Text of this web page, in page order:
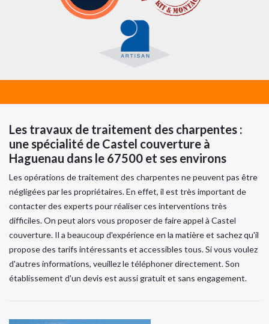
Les travaux de traitement des charpentes :
une spécialité de Castel couverture à
Haguenau dans le 67500 et ses environs
Les opérations de traitement des charpentes ne peuvent pas être
négligées par les propriétaires. En effet, il est très important de
contacter des experts pour réaliser ces interventions très
difficiles. On peut alors vous proposer de faire appel à Castel
couverture. Il a beaucoup d'expérience en la matière et sachez qu'il
propose des tarifs intéressants et accessibles tous. Si vous voulez
d'autres informations, veuillez le téléphoner directement. Son
établissement d'un devis est aussi gratuit et sans engagement.